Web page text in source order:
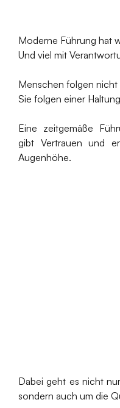
Moderne Führung hat
Und viel mit
Menschen folgen
Sie folgen einer
Eine zeitgemäße
gibt Vertrauen und
Augenhöhe.
Dabei geht es nicht
sondern auch um die